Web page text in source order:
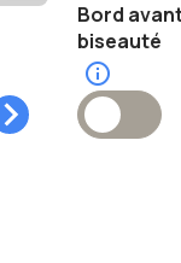
Bord
biseauté